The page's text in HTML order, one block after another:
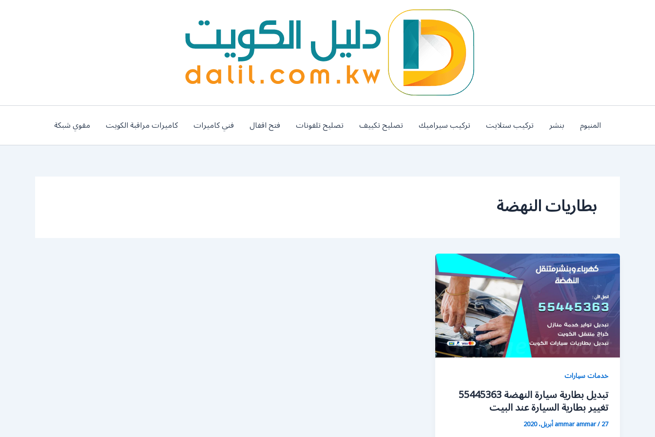
المنيوم بنشر تركيب ستلايت تركيب سيراميك تصليح تكييف تصليح تلفونات فتح اقفال فني كاميرات كاميرات مراقبة الكويت مقوي شبكة
بطاريات النهضة
خدمات سيارات
تبديل بطارية سيارة النهضة 55445363
تغيير بطارية السيارة عند البيت
ammar ammar/27 أبريل، 2020